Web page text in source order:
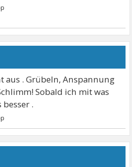
aus . Grübeln, Anspannung
Sobald ich mit was
.